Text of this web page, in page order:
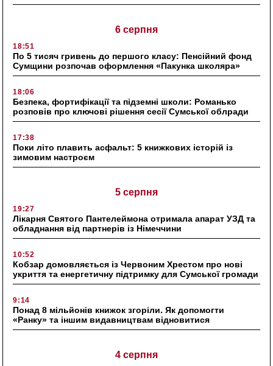
6 серпня
18:51
По 5 тисяч гривень до першого класу: Пенсійний фонд
Сумщини розпочав оформлення «Пакунка школяра»
18:06
Безпека, фортифікації та підземні школи: Романько
розповів про ключові рішення сесії Сумської облради
17:38
Поки літо плавить асфальт: 5 книжкових історій із
зимовим настроєм
5 серпня
19:27
Лікарня Святого Пантелеймона отримала апарат УЗД та
обладнання від партнерів із Німеччини
10:52
Кобзар домовляється із Червоним Хрестом про нові
укриття та енергетичну підтримку для Сумської громади
9:14
Понад 8 мільйонів книжок згоріли. Як допомогти
«Ранку» та іншим видавництвам відновитися
4 серпня